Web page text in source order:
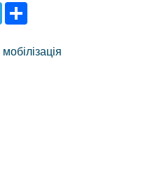
T
g
e
мобілізація